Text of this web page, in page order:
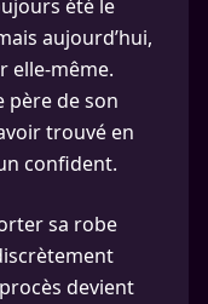
été le
aujourd’hui,
elle-même.
père de son
trouvé en
confident.
sa robe
devient